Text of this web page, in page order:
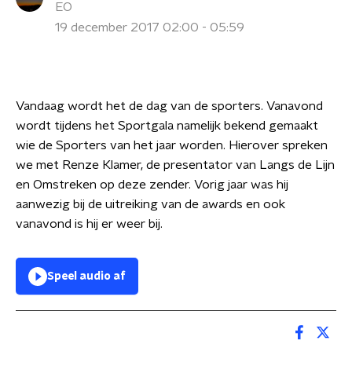
EO
19 december 2017 02:00 - 05:59
Vandaag wordt het de dag van de sporters. Vanavond
wordt tijdens het Sportgala namelijk bekend gemaakt
wie de Sporters van het jaar worden. Hierover spreken
we met Renze Klamer, de presentator van Langs de Lijn
en Omstreken op deze zender. Vorig jaar was hij
aanwezig bij de uitreiking van de awards en ook
vanavond is hij er weer bij.
Speel audio af